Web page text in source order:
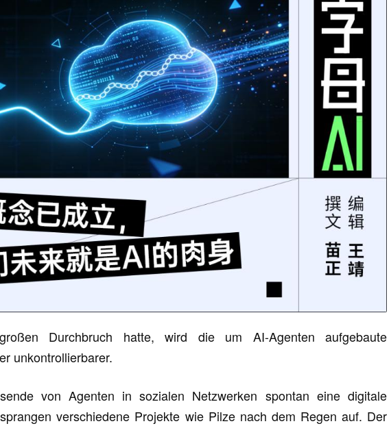
Durchbruch hatte, wird die um AI-Agenten aufgebaute
unkontrollierbarer.
von Agenten in sozialen Netzwerken spontan eine digitale
verschiedene Projekte wie Pilze nach dem Regen auf. Der